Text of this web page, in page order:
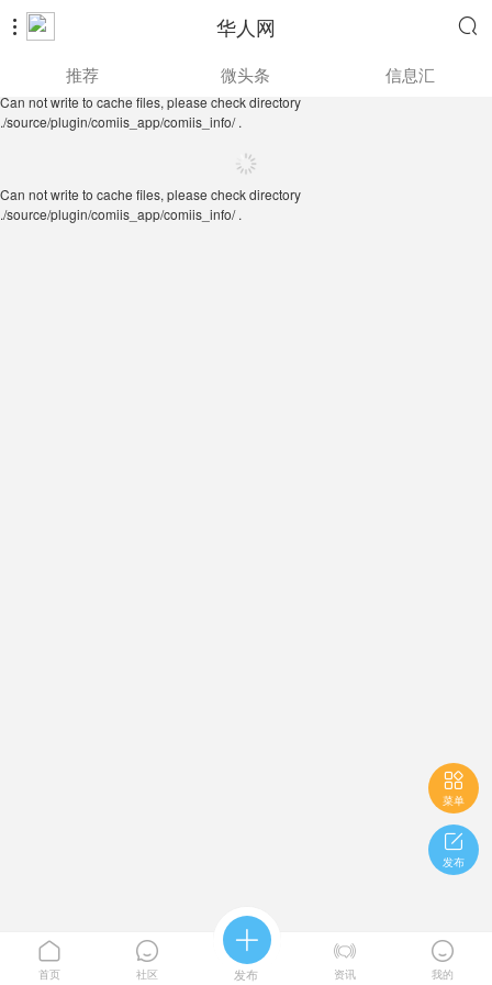
 华人网 
./source/plugin/comiis_app/comiis_info/ .
推荐 微头条 信息汇
Can not write to cache files, please check directory
./source/plugin/comiis_app/comiis_info/ .

菜单

发布

首页

社区

发布

资讯

我的
Can not write to cache files, please check directory
./source/plugin/comiis_app/comiis_info/ .